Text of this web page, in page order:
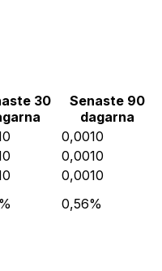
30
Senaste 90
dagarna
0,0010
0,0010
0,0010
0,56%